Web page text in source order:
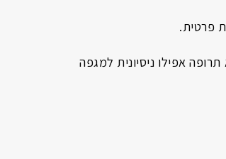
פרטית.
אפילו ניסיונית למגפה